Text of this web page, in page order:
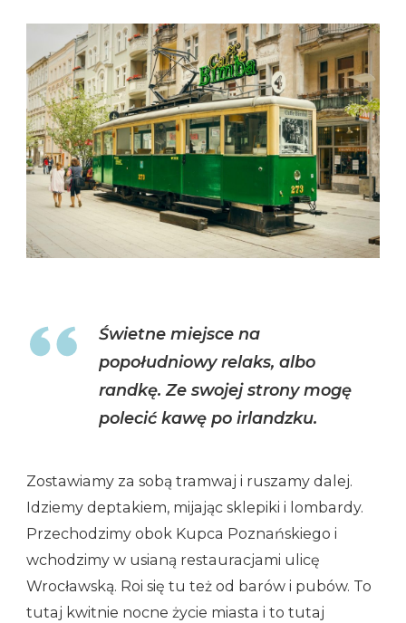
Świetne miejsce na
popołudniowy relaks, albo
randkę. Ze swojej strony mogę
polecić kawę po irlandzku.
Zostawiamy za sobą tramwaj i ruszamy dalej.
Idziemy deptakiem, mijając sklepiki i lombardy.
Przechodzimy obok Kupca Poznańskiego i
wchodzimy w usianą restauracjami ulicę
Wrocławską. Roi się tu też od barów i pubów. To
tutaj kwitnie nocne życie miasta i to tutaj